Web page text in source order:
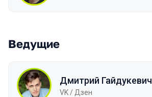
Ведущие
Дмитрий Гайдукевич
VK / Дзен